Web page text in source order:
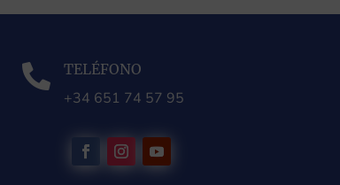
 TELÉFONO
+34 651 74 57 95